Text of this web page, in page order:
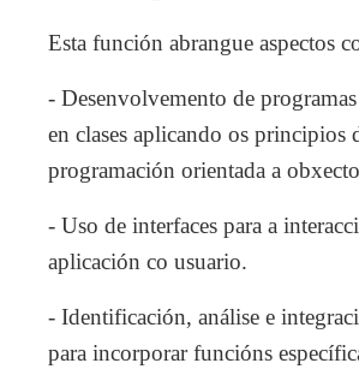
Esta función abrangue aspectos
- Desenvolvemento de
en clases aplicando os principios
programación orientada a
- Uso de interfaces para a
aplicación co usuario.
- Identificación, análise e
para incorporar funcións